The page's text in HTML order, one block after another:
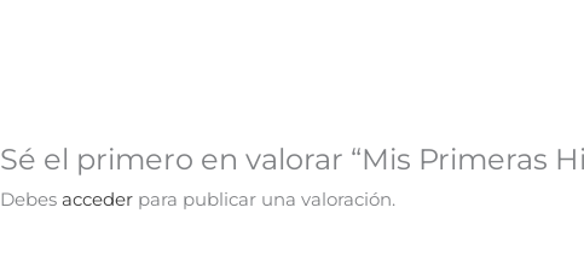
Sé el primero en valorar “Mis Primeras
Debes acceder para publicar una valoración.